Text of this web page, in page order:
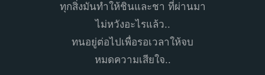
ทุกสิ่งมันทำให้ชินและชา ที่ผ่านมา
ไม่หวังอะไรแล้ว..
ทนอยู่ต่อไปเพื่อรอเวลาให้จบ
หมดความเสียใจ..